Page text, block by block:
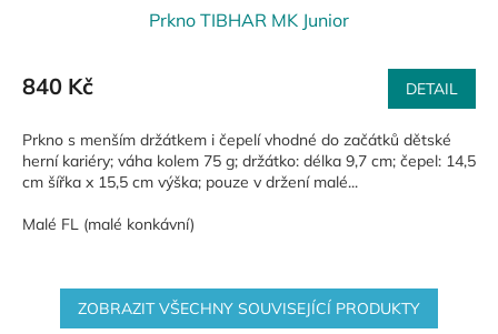
Prkno TIBHAR MK Junior
840 Kč DETAIL
Prkno s menším držátkem i čepelí vhodné do začátků dětské
herní kariéry; váha kolem 75 g; držátko: délka 9,7 cm; čepel: 14,5
cm šířka x 15,5 cm výška; pouze v držení malé...
Malé FL (malé konkávní)
ZOBRAZIT VŠECHNY SOUVISEJÍCÍ PRODUKTY